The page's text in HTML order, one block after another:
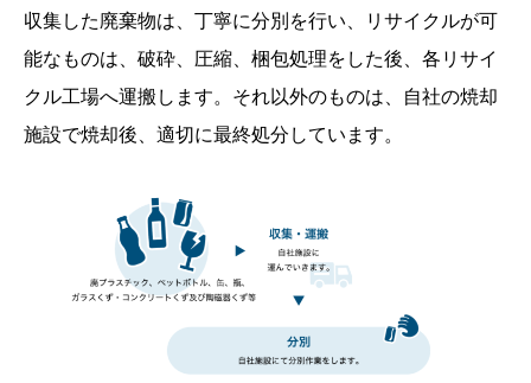
収集した廃棄物は、丁寧に分別を行い、リサイクルが可
能なものは、破砕、圧縮、梱包処理をした後、各リサイ
クル工場へ運搬します。それ以外のものは、自社の焼却
施設で焼却後、適切に最終処分しています。